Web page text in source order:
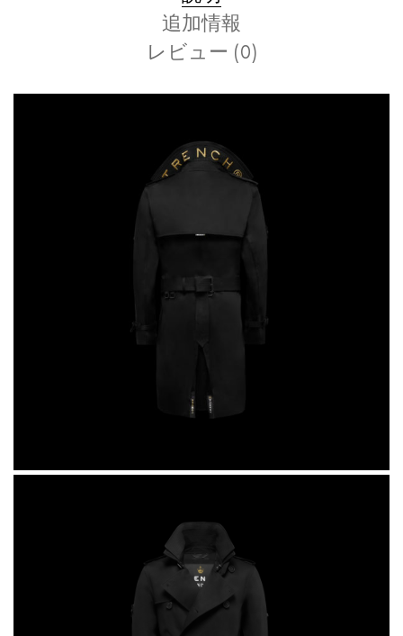
追加情報
レビュー (0)